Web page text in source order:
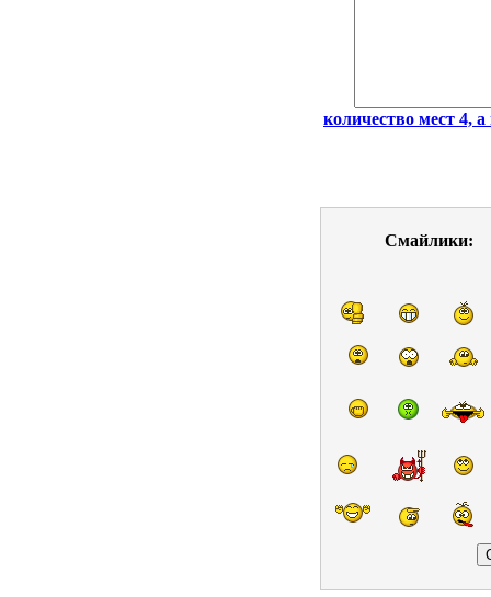
количество мест 4, а
Смайлики: